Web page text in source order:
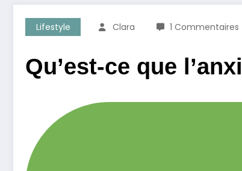
Lifestyle Clara 1 Commentaires
Qu’est-ce que